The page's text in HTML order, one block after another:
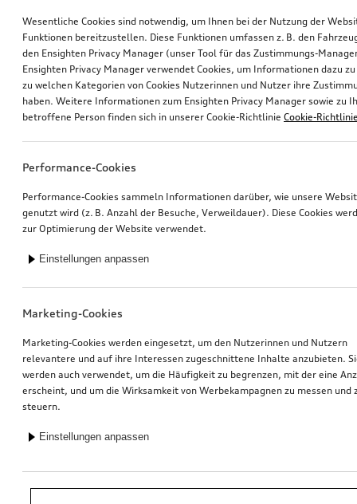
*Unverbindliche Preisempfehlung der Importeurin AMAG Import AG. Inkl.
gesetzlicher MwSt. Preise beim Audi Partner können abweichen; weitere
Wesentliche Cookies sind notwendig, um Ihnen bei der Nutzung der
Funktionen bereitzustellen. Diese Funktionen umfassen z. B. den
den Ensighten Privacy Manager (unser Tool für das Zustimmungs-
Ensighten Privacy Manager verwendet Cookies, um Informationen dazu
zu welchen Kategorien von Cookies Nutzerinnen und Nutzer ihre
haben. Weitere Informationen zum Ensighten Privacy Manager sowie zu
betroffene Person finden sich in unserer Cookie-Richtlinie Cookie-
Performance-Cookies
Performance-Cookies sammeln Informationen darüber, wie unsere
genutzt wird (z. B. Anzahl der Besuche, Verweildauer). Diese Cookies
zur Optimierung der Website verwendet.
Einstellungen anpassen
Marketing-Cookies
Marketing-Cookies werden eingesetzt, um den Nutzerinnen und Nutzern
relevantere und auf ihre Interessen zugeschnittene Inhalte anzubieten.
werden auch verwendet, um die Häufigkeit zu begrenzen, mit der eine
erscheint, und um die Wirksamkeit von Werbekampagnen zu messen und
steuern.
Einstellungen anpassen